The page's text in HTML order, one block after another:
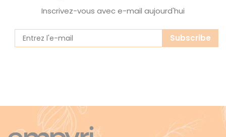
Inscrivez-vous avec e-mail aujourd'hui
Subscribe